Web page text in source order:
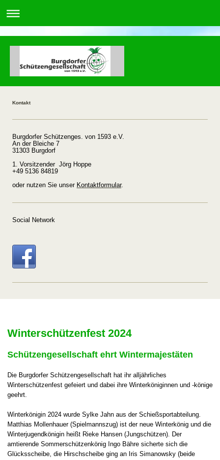
Kontakt
Burgdorfer Schützenges. von 1593 e.V.
An der Bleiche 7
31303 Burgdorf
1. Vorsitzender Jörg Hoppe
+49 5136 84819
oder nutzen Sie unser Kontaktformular.
Social Network
Winterschützenfest 2024
Schützengesellschaft ehrt Wintermajestäten
Die Burgdorfer Schützengesellschaft hat ihr alljährliches
Winterschützenfest gefeiert und dabei ihre Winterköniginnen und -könige
geehrt.
Winterkönigin 2024 wurde Sylke Jahn aus der Schießsportabteilung.
Matthias Mollenhauer (Spielmannszug) ist der neue Winterkönig und die
Winterjugendkönigin heißt Rieke Hansen (Jungschützen). Der
amtierende Sommerschützenkönig Ingo Bähre sicherte sich die
Glücksscheibe, die Hirschscheibe ging an Iris Simanowsky (beide